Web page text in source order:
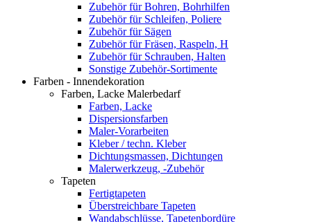
Zubehör für Bohren, Bohrhilfen
Zubehör für Schleifen, Poliere
Zubehör für Sägen
Zubehör für Fräsen, Raspeln, H
Zubehör für Schrauben, Halten
Sonstige Zubehör-Sortimente
Farben - Innendekoration
Farben, Lacke Malerbedarf
Farben, Lacke
Dispersionsfarben
Maler-Vorarbeiten
Kleber / techn. Kleber
Dichtungsmassen, Dichtungen
Malerwerkzeug, -Zubehör
Tapeten
Fertigtapeten
Überstreichbare Tapeten
Wandabschlüsse, Tapetenbordüre